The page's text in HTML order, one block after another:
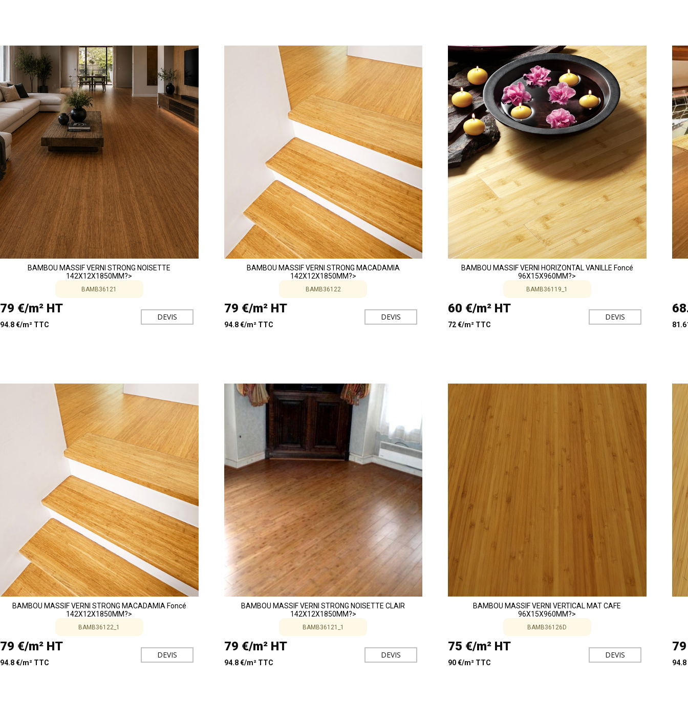
BAMBOU MASSIF VERNI STRONG NOISETTE
142X12X1850MM?>
BAMB36121
79 €/m² HT
94.8 €/m² TTC
DEVIS
BAMBOU MASSIF VERNI STRONG MACADAMIA
142X12X1850MM?>
BAMB36122
79 €/m² HT
94.8 €/m² TTC
DEVIS
BAMBOU MASSIF VERNI HORIZONTAL VANILLE Foncé
96X15X960MM?>
BAMB36119_1
60 €/m² HT
72 €/m² TTC
DEVIS
BAMBOU MASSIF VERNI STRONG MACADAMIA Foncé
142X12X1850MM?>
BAMB36122_1
79 €/m² HT
94.8 €/m² TTC
DEVIS
BAMBOU MASSIF VERNI STRONG NOISETTE CLAIR
142X12X1850MM?>
BAMB36121_1
79 €/m² HT
94.8 €/m² TTC
DEVIS
BAMBOU MASSIF VERNI VERTICAL MAT CAFE
96X15X960MM?>
BAMB36126D
75 €/m² HT
90 €/m² TTC
DEVIS